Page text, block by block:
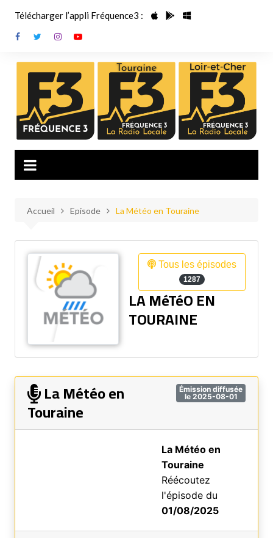
contenu
Télécharger l’appli Fréquence3 :
Accueil Episode La Météo en Touraine
Tous les épisodes
1287
LA MéTéO EN
TOURAINE
Émission diffusée
le 2025-08-01
La Météo en
Touraine
La Météo en
Touraine
Réécoutez
l'épisode du
01/08/2025